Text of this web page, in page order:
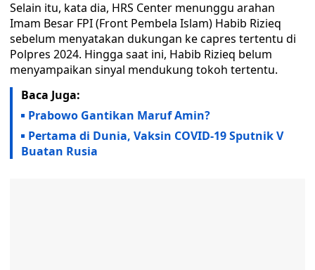
Selain itu, kata dia, HRS Center menunggu arahan
Imam Besar FPI (Front Pembela Islam) Habib Rizieq
sebelum menyatakan dukungan ke capres tertentu di
Polpres 2024. Hingga saat ini, Habib Rizieq belum
menyampaikan sinyal mendukung tokoh tertentu.
Baca Juga:
Prabowo Gantikan Maruf Amin?
Pertama di Dunia, Vaksin COVID-19 Sputnik V
Buatan Rusia